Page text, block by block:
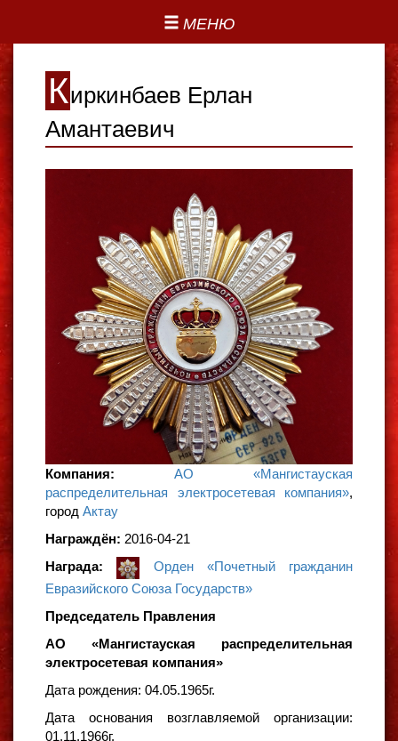
МЕНЮ
Киркинбаев Ерлан
Амантаевич
Компания: АО «Мангистауская
распределительная электросетевая компания»,
город Актау
Награждён: 2016-04-21
Награда:
Орден «Почетный гражданин
Евразийского Союза Государств»
Председатель Правления
АО «Мангистауская распределительная
электросетевая компания»
Дата рождения: 04.05.1965г.
Дата основания возглавляемой организации:
01.11.1966г.